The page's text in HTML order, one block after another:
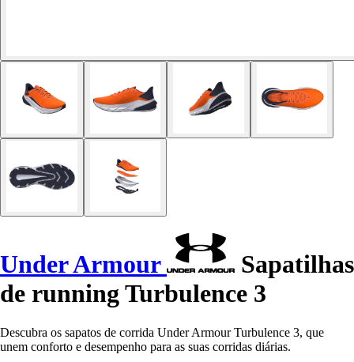
Under Armour
Sapatilhas
de running Turbulence 3
Descubra os sapatos de corrida Under Armour Turbulence 3, que
unem conforto e desempenho para as suas corridas diárias.